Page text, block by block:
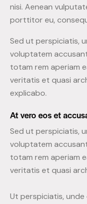
nisi. Aenean
porttitor eu,
Sed ut perspiciatis,
voluptatem
totam rem aperiam
veritatis et quasi
explicabo.
At vero eos et
Sed ut perspiciatis,
voluptatem
totam rem aperiam
veritatis et quasi
Ut perspiciatis,